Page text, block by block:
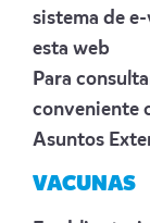
sistema de
esta web
Para
conveniente
Asuntos
VACUNAS